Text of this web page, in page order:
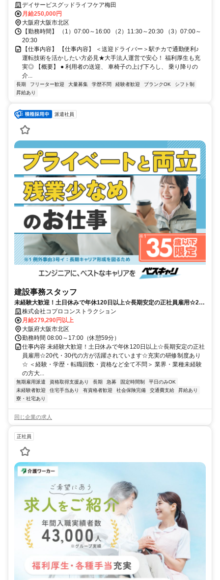
カ デイサービスグッドライフケア梅田
月給250,000円
大阪府大阪市北区
【勤務時間】 （1）07:00～16:00 （2）11:30～20:30 （3）07:00～
20:30
【仕事内容】 【仕事内容】 ＜送迎ドライバー＞駅チカで通勤便利♪
運転技術を活かしたい方必見★大手法人運営で安心！ 福利厚生も充
実◎ 【概要】 ● 利用者の送迎、 車椅子の上げ下ろし、 乗り降りの
介...
長期 フリーター歓迎 大量募集 学歴不問 経験者歓迎 ブランクOK
シフト制
昇給あり
派遣社員
建設事務スタッフ
未経験大歓迎！土日休みで年休120日以上☆長期安定の正社員雇用☆20
代・30代の方が活躍されています☆充実の研修制度あり☆
株式会社コプロコンストラクション
月給279,290円以上
大阪府大阪市北区
勤務時間 08:00～17:00（休憩59分）
仕事内容 未経験大歓迎！土日休みで年休120日以上☆長期安定の正社
員雇用☆20代・30代の方が活躍されています☆充実の研修制度あり
☆ ＜経験・学歴・転職回数・資格など全て不問＞ 業界・業種未経験
の方大...
無期雇用派遣 資格取得支援あり 長期 急募 固定時間制
平日のみOK
未経験者歓迎
住宅手当あり 有資格者歓迎 社会保険完備 交通費支給
昇給あり
寮・社宅あり
同じ企業の求人
正社員